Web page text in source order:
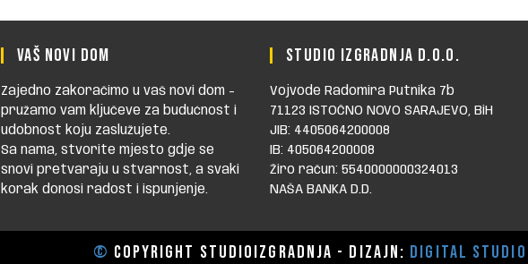
VAŠ NOVI DOM
Zajedno zakoračimo u vaš novi dom -
pružamo vam ključeve za budućnost i
udobnost koju zaslužujete.
Sa nama, stvorite mjesto gdje se
snovi pretvaraju u stvarnost, a svaki
korak donosi radost i ispunjenje.
STUDIO IZGRADNJA D.O.O.
Vojvode Radomira Putnika 7b
71123 ISTOČNO NOVO SARAJEVO, BiH
JIB: 4405064200008
IB: 405064200008
Žiro račun: 5540000000324013
NAŠA BANKA D.D.
© Copyright STUDIOIZGRADNJA - dizajn: Digital Studio